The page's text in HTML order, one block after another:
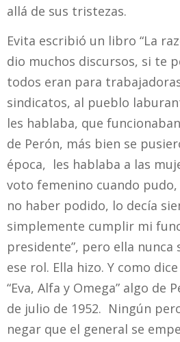
allá de sus tristezas.
Evita escribió un libro “La
dio muchos discursos, si te
todos eran para
sindicatos, al pueblo
les hablaba, que
de Perón, más bien se
época, les hablaba a las
voto femenino cuando
no haber podido, lo decía
simplemente cumplir mi
presidente”, pero ella nunca
ese rol. Ella hizo. Y como
“Eva, Alfa y Omega” algo de
de julio de 1952. Ningún
negar que el general se